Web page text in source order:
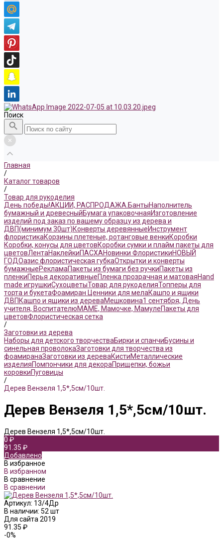
Поиск
Главная
/
Каталог товаров
/
Товар для рукоделия
День победы!АКЦИИ, РАСПРОДАЖА. БантыНаполнитель
бумажный и древесныйБумага упаковочнаяИзготовление
изделий под заказ по вашему образцу из дерева и
ДВП(минимум 30шт)Конверты деревянныеИнструмент
флористикаКорзины плетеные, ротанговые венкиКоробки
Коробки, конусы для цветовКоробки сумки и плайм пакеты для
цветовЛентаНаклейкиПАСХАНовинки ФлористикиНОВЫЙ
ГОДОазис флористическая губкаОткрытки и конверты
бумажныеРекламаПакеты из бумаги без ручкиПакеты из
пленкиПерья декоративныеПленка прозрачная и матоваяHand
made игрушкиСухоцветыТовар для рукоделияТопперы для
торта и букетаФоамиран Ценники для мелаКашпо и ящики
ДВП Кашпо и ящики из дереваМешковина1 сентября, День
учителя, ВоспитателюМАМЕ, Мамочке, МамулеПакеты для
цветовФлористическая сетка
/
Заготовки из дерева
Наборы для детского творчестваБирки и спанчиБусины и
синельная проволокаЗаготовки для творчества из
фоамиранаЗаготовки из дереваКистиМеталлические
изделияПомпончики для декораПрищепки, божьи
коровкиПуговицы
/
Дерев Вензеля 1,5*,5см/10шт.
Дерев Вензеля 1,5*,5см/10шт.
Дерев Вензеля 1,5*,5см/10шт.
0 ₽
91.35 ₽
Добавлено
В избранное
В избранном
В сравнение
В сравнении
Артикул: 13/4Др
В наличии: 52 шт
Для сайта 2019
91.35 ₽
-0%